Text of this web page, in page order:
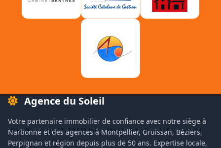
Agence du Soleil
Votre partenaire immobilier de confiance avec notre siège à
Narbonne et des agences à Montpellier, Gruissan, Béziers,
Perpignan et région depuis plus de 50 ans. Expertise locale,